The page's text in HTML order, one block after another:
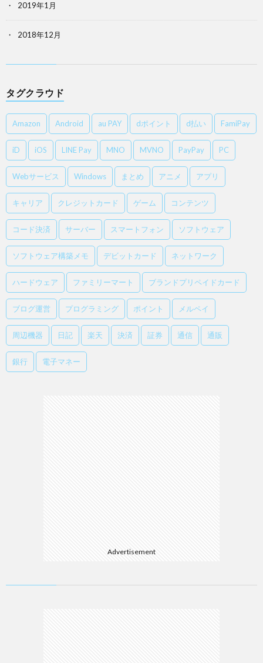
2019年1月
2018年12月
タグクラウド
Amazon Android au PAY dポイント d払い FamiPay
iD iOS LINE Pay MNO MVNO PayPay PC
Webサービス Windows まとめ アニメ アプリ
キャリア クレジットカード ゲーム コンテンツ
コード決済 サーバー スマートフォン ソフトウェア
ソフトウェア構築メモ デビットカード ネットワーク
ハードウェア ファミリーマート ブランドプリペイドカード
ブログ運営 プログラミング ポイント メルペイ
周辺機器 日記 楽天 決済 証券 通信 通販
銀行 電子マネー
Advertisement